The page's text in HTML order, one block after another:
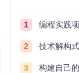
1 编程实践项目
2 技术解构式学
3 构建自己的技术